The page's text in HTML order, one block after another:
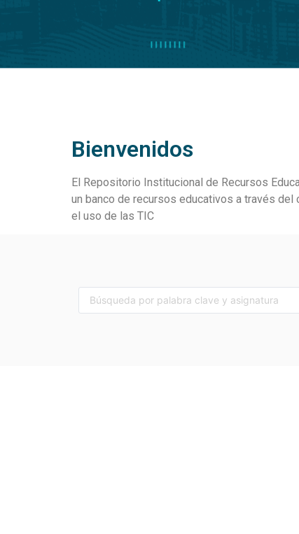
Bienvenidos
El Repositorio Institucional de Recursos
un banco de recursos educativos a través del
el uso de las TIC